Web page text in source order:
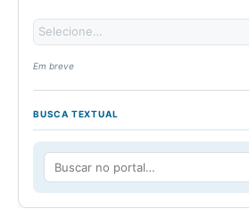
Em breve
BUSCA TEXTUAL